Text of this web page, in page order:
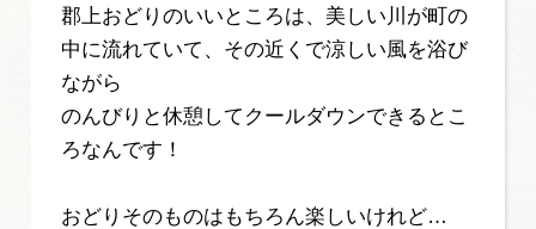
郡上おどりのいいところは、美しい川が町の
中に流れていて、その近くで涼しい風を浴び
ながら
のんびりと休憩してクールダウンできるとこ
ろなんです！
おどりそのものはもちろん楽しいけれど…